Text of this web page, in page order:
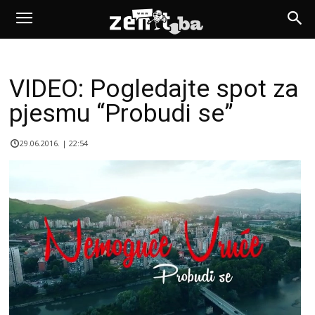
VIDEO: Pogledajte spot za
pjesmu “Probudi se”
29.06.2016. | 22:54